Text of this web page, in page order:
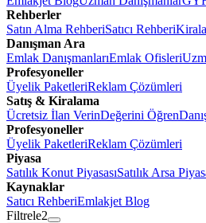
Rehberler
Satın Alma RehberiSatıcı Rehberi
Danışman Ara
Emlak DanışmanlarıEmlak Ofisleri
Profesyoneller
Üyelik PaketleriReklam Çözümleri
Satış & Kiralama
Ücretsiz İlan VerinDeğerini Öğren
Profesyoneller
Üyelik PaketleriReklam Çözümleri
Piyasa
Satılık Konut PiyasasıSatılık Arsa
Kaynaklar
Satıcı RehberiEmlakjet Blog
Filtrele2